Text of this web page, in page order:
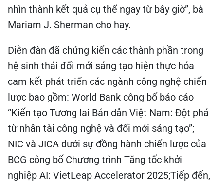
nhìn thành kết quả cụ thể ngay từ bây giờ”, bà
Mariam J. Sherman cho hay.
Diễn đàn đã chứng kiến các thành phần trong
hệ sinh thái đổi mới sáng tạo hiện thực hóa
cam kết phát triển các ngành công nghệ chiến
lược bao gồm: World Bank công bố báo cáo
“Kiến tạo Tương lai Bán dẫn Việt Nam: Đột phá
từ nhân tài công nghệ và đổi mới sáng tạo”;
NIC và JICA dưới sự đồng hành chiến lược của
BCG công bố Chương trình Tăng tốc khởi
nghiệp AI: VietLeap Accelerator 2025;Tiếp đến,